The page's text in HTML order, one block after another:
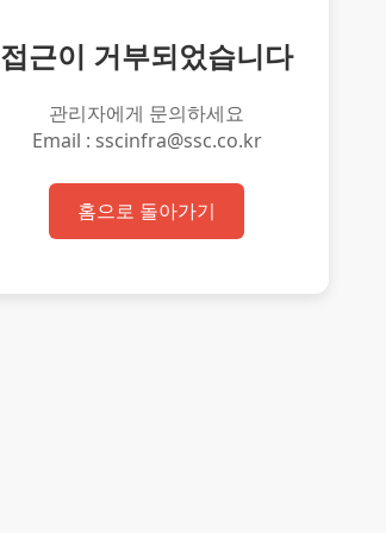
접근이 거부되었습니다
관리자에게 문의하세요
Email : sscinfra@ssc.co.kr
홈으로 돌아가기